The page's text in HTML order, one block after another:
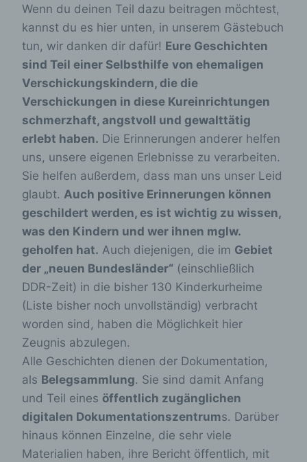
Wenn du deinen Teil dazu beitragen möchtest,
kannst du es hier unten, in unserem Gästebuch
tun, wir danken dir dafür! Eure Geschichten
sind Teil einer Selbsthilfe von ehemaligen
Verschickungskindern, die die
Verschickungen in diese Kureinrichtungen
schmerzhaft, angstvoll und gewalttätig
erlebt haben. Die Erinnerungen anderer helfen
uns, unsere eigenen Erlebnisse zu verarbeiten.
Sie helfen außerdem, dass man uns unser Leid
glaubt. Auch positive Erinnerungen können
geschildert werden, es ist wichtig zu wissen,
was den Kindern und wer ihnen mglw.
geholfen hat. Auch diejenigen, die im Gebiet
der „neuen Bundesländer“ (einschließlich
DDR-Zeit) in die bisher 130 Kinderkurheime
(Liste bisher noch unvollständig) verbracht
worden sind, haben die Möglichkeit hier
Zeugnis abzulegen.
Alle Geschichten dienen der Dokumentation,
als Belegsammlung. Sie sind damit Anfang
und Teil eines öffentlich zugänglichen
digitalen Dokumentationszentrums. Darüber
hinaus können Einzelne, die sehr viele
Materialien haben, ihre Bericht öffentlich, mit